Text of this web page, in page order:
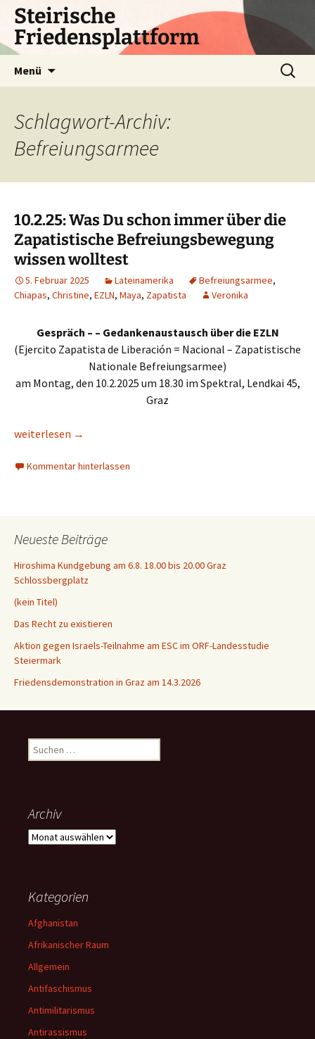
Zum
Inhalt
springen
Steirische
Friedensplattform
Menü
Suchen
nach:
Schlagwort-Archiv:
Befreiungsarmee
10.2.25: Was Du schon immer über die
Zapatistische Befreiungsbewegung
wissen wolltest
5. Februar 2025 Lateinamerika Befreiungsarmee,
Chiapas, Christine, EZLN, Maya, Zapatista Veronika
Gespräch – – Gedankenaustausch über die EZLN
(Ejercito Zapatista de Liberación = Nacional – Zapatistische
Nationale Befreiungsarmee)
am Montag, den 10.2.2025 um 18.30 im Spektral, Lendkai 45,
Graz
10.2.25: Was Du schon immer über die Zapatistische
weiterlesen →
Kommentar hinterlassen
Neueste Beiträge
Hiroshima Kundgebung am 6.8. 18.00 bis 20.00 Graz
Schlossbergplatz
(kein Titel)
Das Recht zu existieren
Aktion gegen Israels-Teilnahme am ESC im ORF-Landesstudie
Steiermark
Friedensdemonstration in Graz am 14.3.2026
Suchen
nach:
Archiv
Archiv
Kategorien
Afghanistan
Afrikanischer Raum
Allgemein
Antifaschismus
Antimilitarismus
Antirassismus